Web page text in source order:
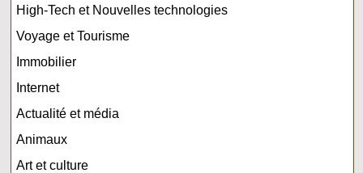
High-Tech et Nouvelles technologies
Voyage et Tourisme
Immobilier
Internet
Actualité et média
Animaux
Art et culture